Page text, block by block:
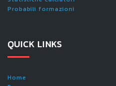
Probabili formazioni
QUICK LINKS
Home